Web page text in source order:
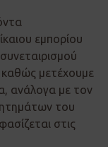
εμπορίου
καθώς μετέχουμε
ανάλογα με τον
του
στις